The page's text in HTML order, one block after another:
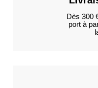
Dès 300
port à